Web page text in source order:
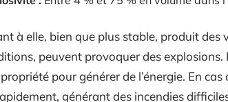
à elle, bien que plus stable, produit
peuvent provoquer des
pour générer de l’énergie. En cas
générant des incendies